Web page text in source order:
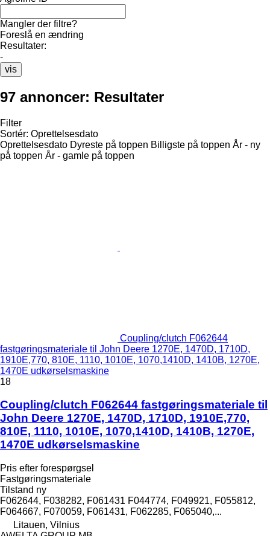
Mangler der filtre?
Foreslå en ændring
Resultater:
-
vis
97 annoncer: Resultater
Filter
Sortér: Oprettelsesdato
Oprettelsesdato Dyreste på toppen Billigste på toppen År - ny
på toppen År - gamle på toppen
Coupling/clutch F062644
fastgøringsmateriale til John Deere 1270E, 1470D, 1710D,
1910E,770, 810E, 1110, 1010E, 1070,1410D, 1410B, 1270E,
1470E udkørselsmaskine
18
Coupling/clutch F062644 fastgøringsmateriale til
John Deere 1270E, 1470D, 1710D, 1910E,770,
810E, 1110, 1010E, 1070,1410D, 1410B, 1270E,
1470E udkørselsmaskine
Pris efter forespørgsel
Fastgøringsmateriale
Tilstand ny
F062644, F038282, F061431 F044774, F049921, F055812,
F064667, F070059, F061431, F062285, F065040,...
Litauen, Vilnius